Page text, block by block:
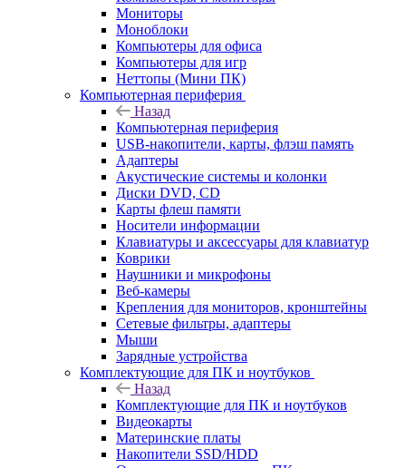
Мониторы
Моноблоки
Компьютеры для офиса
Компьютеры для игр
Неттопы (Мини ПК)
Компьютерная периферия
Назад
Компьютерная периферия
USB-накопители, карты, флэш память
Адаптеры
Акустические системы и колонки
Диски DVD, CD
Карты флеш памяти
Носители информации
Клавиатуры и аксессуары для клавиатур
Коврики
Наушники и микрофоны
Веб-камеры
Крепления для мониторов, кронштейны
Сетевые фильтры, адаптеры
Мыши
Зарядные устройства
Комплектующие для ПК и ноутбуков
Назад
Комплектующие для ПК и ноутбуков
Видеокарты
Материнские платы
Накопители SSD/HDD